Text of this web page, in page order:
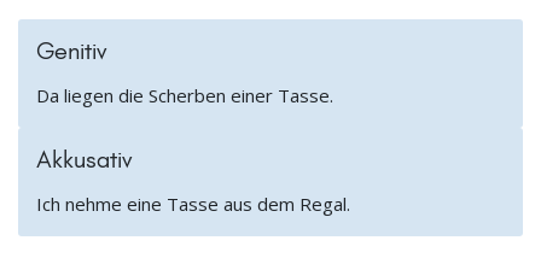
Genitiv
Da liegen die Scherben einer Tasse.
Akkusativ
Ich nehme eine Tasse aus dem Regal.